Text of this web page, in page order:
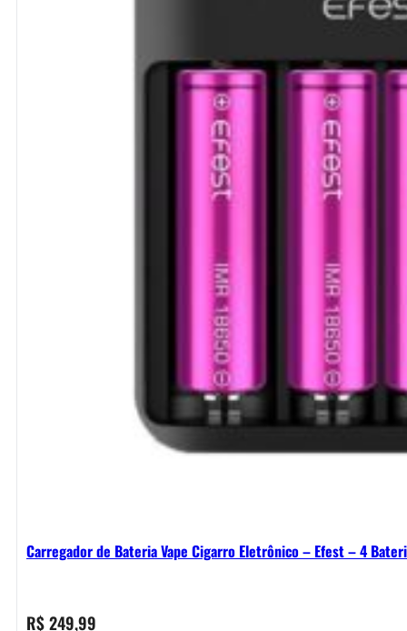
Carregador de Bateria Vape Cigarro Eletrônico – Efest – 4
R$249,99